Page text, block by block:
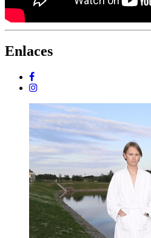
Enlaces